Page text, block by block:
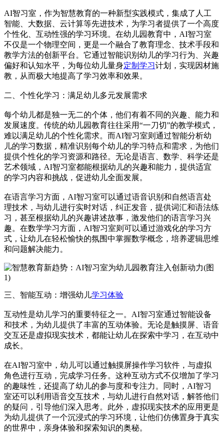
AI智习室，作为智慧教育的一种新型实践模式，集成了人工
智能、大数据、云计算等先进技术，为学习者提供了一个高度
个性化、互动性强的学习环境。在幼儿园教育中，AI智习室
不仅是一个物理空间，更是一个融合了教育理念、技术手段和
教学方法的创新平台。它通过智能识别幼儿的学习行为、兴趣
偏好和认知水平，为每位幼儿量身定制学习计划，实现因材施
教，从而极大地提高了学习效率和效果。
二、个性化学习：满足幼儿多元发展需求
每个幼儿都是独一无二的个体，他们有着不同的兴趣、能力和
发展速度。传统的幼儿园教育往往采用“一刀切”的教学模式，
难以满足幼儿的个性化需求。而AI智习室则通过智能分析幼
儿的学习数据，精准识别每个幼儿的学习特点和需求，为他们
提供个性化的学习资源和路径。无论是语言、数学、科学还是
艺术领域，AI智习室都能根据幼儿的兴趣和能力，提供适宜
的学习内容和挑战，促进幼儿全面发展。
在语言学习方面，AI智习室可以通过语音识别和自然语言处
理技术，与幼儿进行实时对话，纠正发音，提供词汇和语法练
习，甚至根据幼儿的兴趣讲述故事，激发他们的语言学习兴
趣。在数学学习方面，AI智习室则可以通过游戏化的学习方
式，让幼儿在轻松愉快的氛围中掌握数学概念，培养逻辑思维
和问题解决能力。
三、智能互动：增强幼儿学习体验
互动性是幼儿学习的重要特征之一。AI智习室通过智能设备
和技术，为幼儿提供了丰富的互动体验。无论是触摸屏、语音
交互还是虚拟现实技术，都能让幼儿在探索中学习，在互动中
成长。
在AI智习室中，幼儿可以通过触摸屏操作学习软件，与虚拟
角色进行互动，完成学习任务。这种互动方式不仅增加了学习
的趣味性，还提高了幼儿的参与度和专注力。同时，AI智习
室还可以利用语音交互技术，与幼儿进行自然对话，解答他们
的疑问，引导他们深入思考。此外，虚拟现实技术的应用更是
为幼儿提供了一个沉浸式的学习环境，让他们仿佛置身于真实
的世界中，亲身体验和探索知识的奥秘。